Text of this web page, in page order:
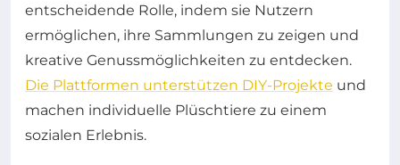
entscheidende Rolle, indem sie Nutzern
ermöglichen, ihre Sammlungen zu zeigen und
kreative Genussmöglichkeiten zu entdecken.
Die Plattformen unterstützen DIY-Projekte und
machen individuelle Plüschtiere zu einem
sozialen Erlebnis.